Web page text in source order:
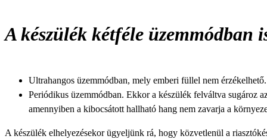
A készülék kétféle üzemmódban
Ultrahangos üzemmódban, mely emberi füllel nem érzékelhető.
Periódikus üzemmódban. Ekkor a készülék felváltva sugároz
amennyiben a kibocsátott hallható hang nem zavarja a
​A készülék elhelyezésekor ügyeljünk rá, hogy közvetlenül a